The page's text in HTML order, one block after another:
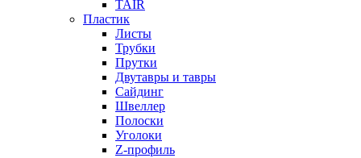
TAIR
Пластик
Листы
Трубки
Прутки
Двутавры и тавры
Сайдинг
Швеллер
Полоски
Уголоки
Z-профиль